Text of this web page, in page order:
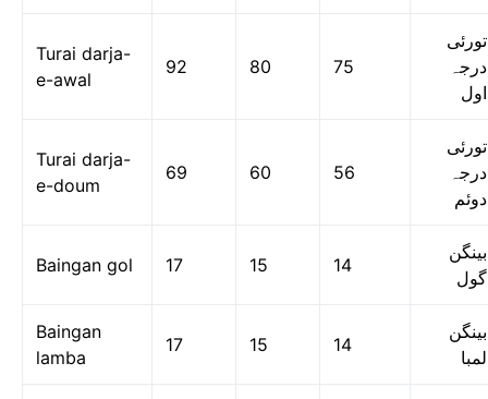
Turai darja-
e-awal
92 80 75
تورئی
درجہ
اول
Turai darja-
e-doum
69 60 56
تورئی
درجہ
دوئم
Baingan gol 17 15 14
بینگن
گول
Baingan
lamba
17 15 14
بینگن
لمبا